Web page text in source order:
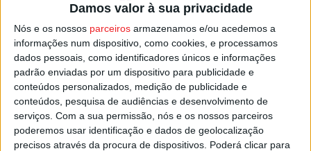
Damos valor à sua privacidade
Nós e os nossos parceiros armazenamos e/ou acedemos a
informações num dispositivo, como cookies, e processamos
dados pessoais, como identificadores únicos e informações
padrão enviadas por um dispositivo para publicidade e
conteúdos personalizados, medição de publicidade e
conteúdos, pesquisa de audiências e desenvolvimento de
serviços. Com a sua permissão, nós e os nossos parceiros
poderemos usar identificação e dados de geolocalização
precisos através da procura de dispositivos. Poderá clicar para
aos 43 graus de máxima.
No dia de ontem, segundo dados do Instituto Português
do Mar e da Atmosfera, as temperaturas mais elevadas
registadas no distrito de Viseu foram emMortágua
º),Carregal do Sal (42,9 º),Nelas (42,4 º),Santa Comba
Dão(42 º),Moimenta da Beira(41,7 º),Viseu(40,7 º) e
Mangualde(40,6 º).